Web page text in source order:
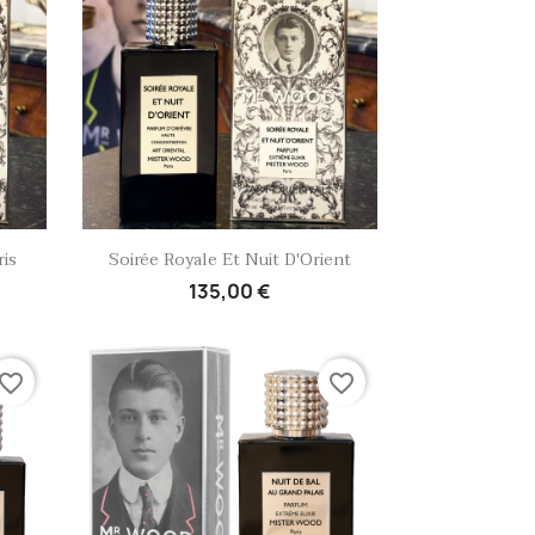
Aperçu rapide
Soirée Royale Et Nuit D'Orient
135,00 €
favorite_border favorite_border